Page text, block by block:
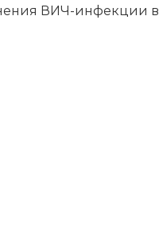
ВИЧ-инфекции в